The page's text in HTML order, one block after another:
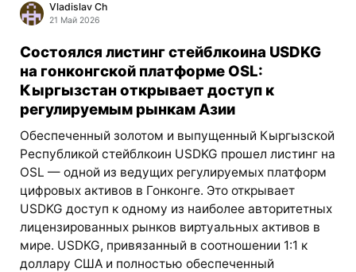
Vladislav Ch
21 Май 2026
Состоялся листинг стейблкоина USDKG
на гонконгской платформе OSL:
Кыргызстан открывает доступ к
регулируемым рынкам Азии
Обеспеченный золотом и выпущенный Кыргызской
Республикой стейблкоин USDKG прошел листинг на
OSL — одной из ведущих регулируемых платформ
цифровых активов в Гонконге. Это открывает
USDKG доступ к одному из наиболее авторитетных
лицензированных рынков виртуальных активов в
мире. USDKG, привязанный в соотношении 1:1 к
доллару США и полностью обеспеченный